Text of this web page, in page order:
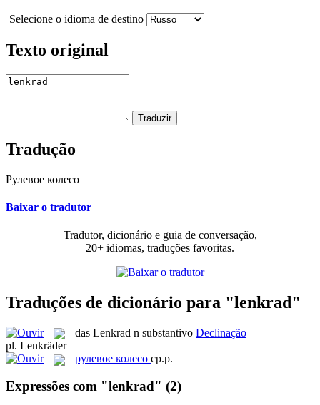
Selecione o idioma de destino
Texto original
Tradução
Рулевое колесо
Baixar o tradutor
Tradutor, dicionário e guia de conversação,
20+ idiomas, traduções favoritas.
Traduções de dicionário para "lenkrad"
das Lenkrad n substantivo Declinação
pl. Lenkräder
рулевое колесо ср.р.
Expressões com "lenkrad" (2)